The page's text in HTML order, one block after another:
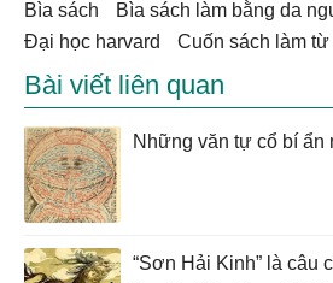
bìa sách
bìa sách làm bằng da
đại học harvard
cuốn sách làm
Bài viết liên quan
Những văn tự cổ bí ẩn
“Sơn Hải Kinh” là câu